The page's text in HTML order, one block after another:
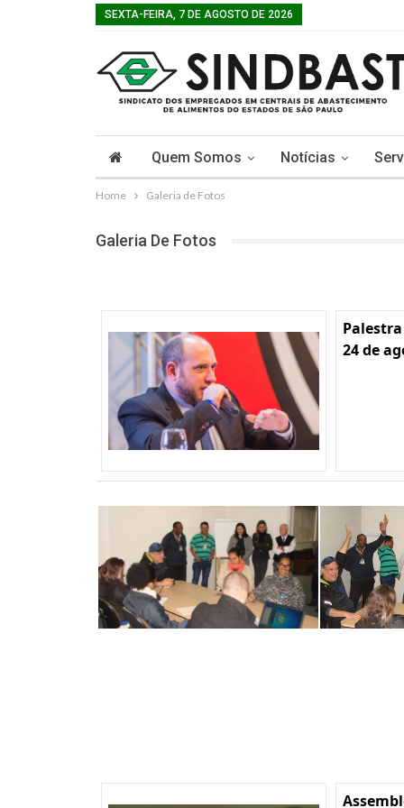
SEXTA-FEIRA, 7 DE AGOSTO DE 2026
Quem Somos Notícias
Home Galeria de Fotos
Galeria De Fotos
24 de